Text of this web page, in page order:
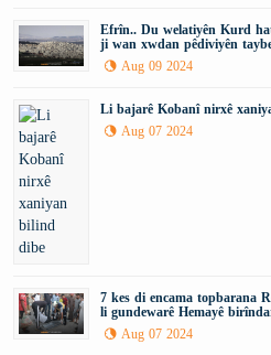
Efrîn.. Du welatiyên Kurd
ji wan xwdan pêdiviyên
Aug 09 2024
Li bajarê Kobanî nirxê
Aug 07 2024
7 kes di encama topbarana
li gundewarê Hemayê
Aug 07 2024